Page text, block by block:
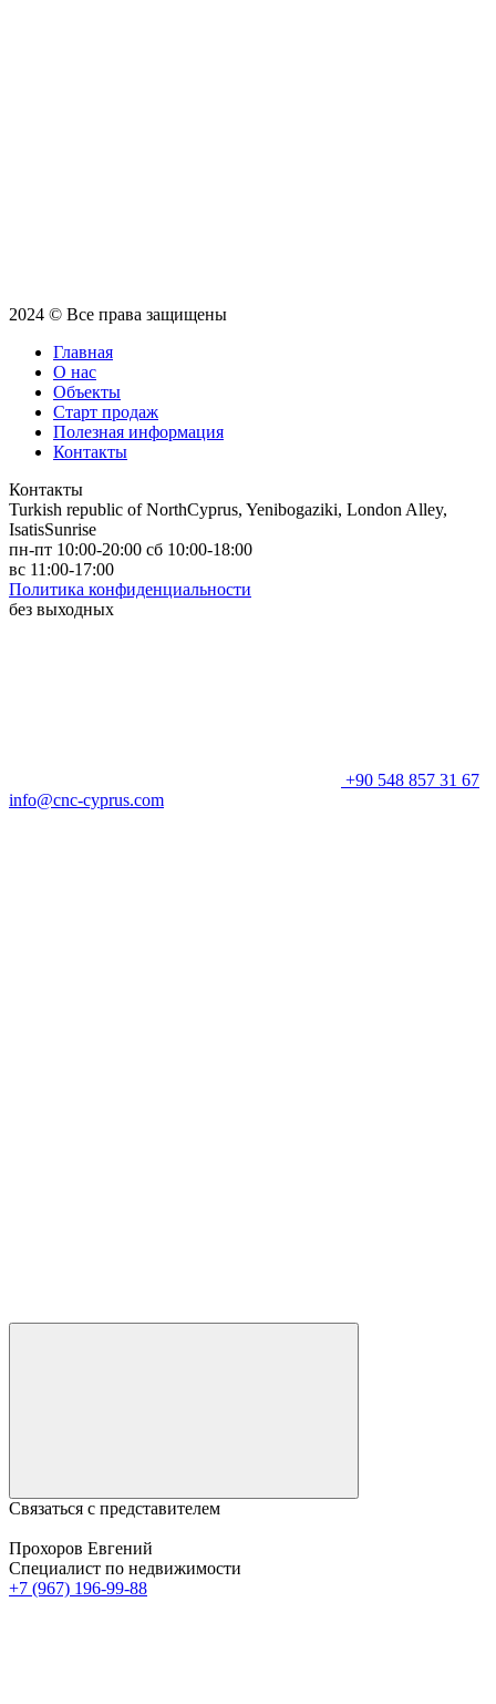
2024 © Все права защищены
Главная
О нас
Объекты
Старт продаж
Полезная информация
Контакты
Контакты
Turkish republic of NorthCyprus, Yenibogaziki, London Alley,
IsatisSunrise
пн-пт 10:00-20:00 сб 10:00-18:00
вс 11:00-17:00
Политика конфиденциальности
без выходных
+90 548 857 31 67
info@cnc-cyprus.com
Связаться с представителем
Прохоров Евгений
Специалист по недвижимости
+7 (967) 196-99-88